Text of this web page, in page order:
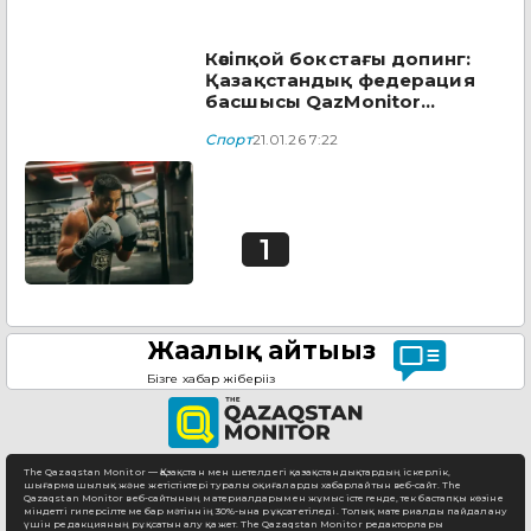
Кәсіпқой бокстағы допинг:
Қазақстандық федерация
басшысы QazMonitor
Спорт21.01.26 7:22
1
Жаңалық айтыңыз
Бізге хабар жіберіңіз
The Qazaqstan Monitor — Қазақстан мен шетелдегі қазақстандықтардың іскерлік,
шығармашылық және жетістіктері туралы оқиғаларды хабарлайтын веб-сайт. The
Qazaqstan Monitor веб-сайтының материалдарымен жұмыс істегенде, тек бастапқы көзіне
міндетті гиперсілтеме бар мәтіннің 30%-ына рұқсат етіледі. Толық материалды пайдалану
үшін редакцияның рұқсатын алу қажет. The Qazaqstan Monitor редакторлары